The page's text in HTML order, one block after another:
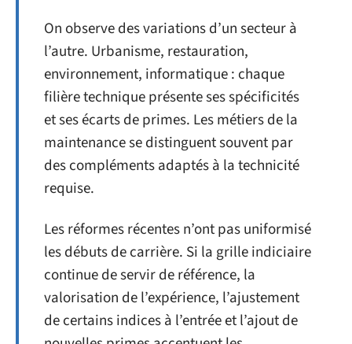
On observe des variations d’un secteur à
l’autre. Urbanisme, restauration,
environnement, informatique : chaque
filière technique présente ses spécificités
et ses écarts de primes. Les métiers de la
maintenance se distinguent souvent par
des compléments adaptés à la technicité
requise.
Les réformes récentes n’ont pas uniformisé
les débuts de carrière. Si la grille indiciaire
continue de servir de référence, la
valorisation de l’expérience, l’ajustement
de certains indices à l’entrée et l’ajout de